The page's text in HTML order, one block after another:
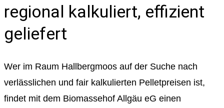
regional kalkuliert, effizient
geliefert
Wer im Raum Hallbergmoos auf der Suche nach
verlässlichen und fair kalkulierten Pelletpreisen ist,
findet mit dem Biomassehof Allgäu eG einen